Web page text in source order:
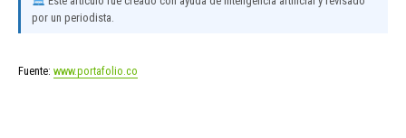
por un periodista.
Fuente: www.portafolio.co